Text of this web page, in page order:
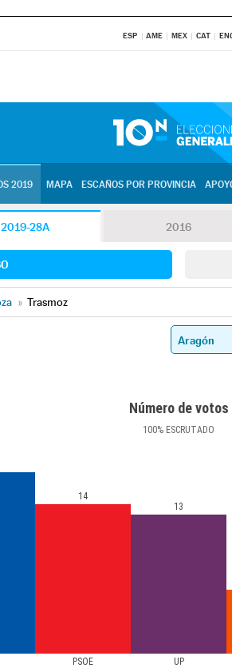
ESP AME MEX CAT
2019 MAPA ESCAÑOS POR PROVINCIA
2019-28A 2016
» Trasmoz
Número de votos
100% ESCRUTADO
PSOE UP
14
13